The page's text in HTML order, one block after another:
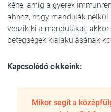
kéne, amíg a gyerek
ahhoz, hogy mandulák
veszik ki a mandulákat,
betegségek kialakulásának
Kapcsolódó cikkeink:
Mikor segít a